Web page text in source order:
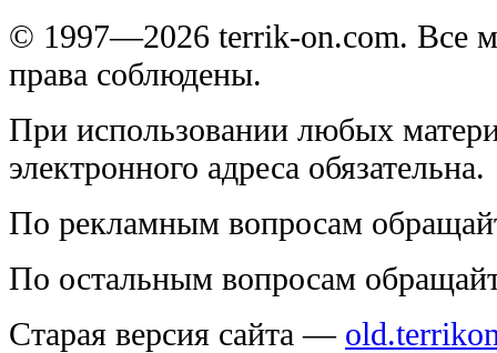
© 1997—2026 terrik-on.com. Все
права соблюдены.
При использовании любых
электронного адреса обязательна.
По рекламным вопросам
По остальным вопросам
Старая версия сайта —